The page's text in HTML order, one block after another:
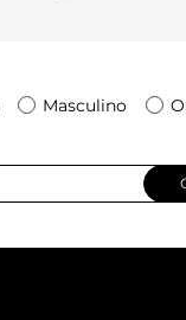
Masculino